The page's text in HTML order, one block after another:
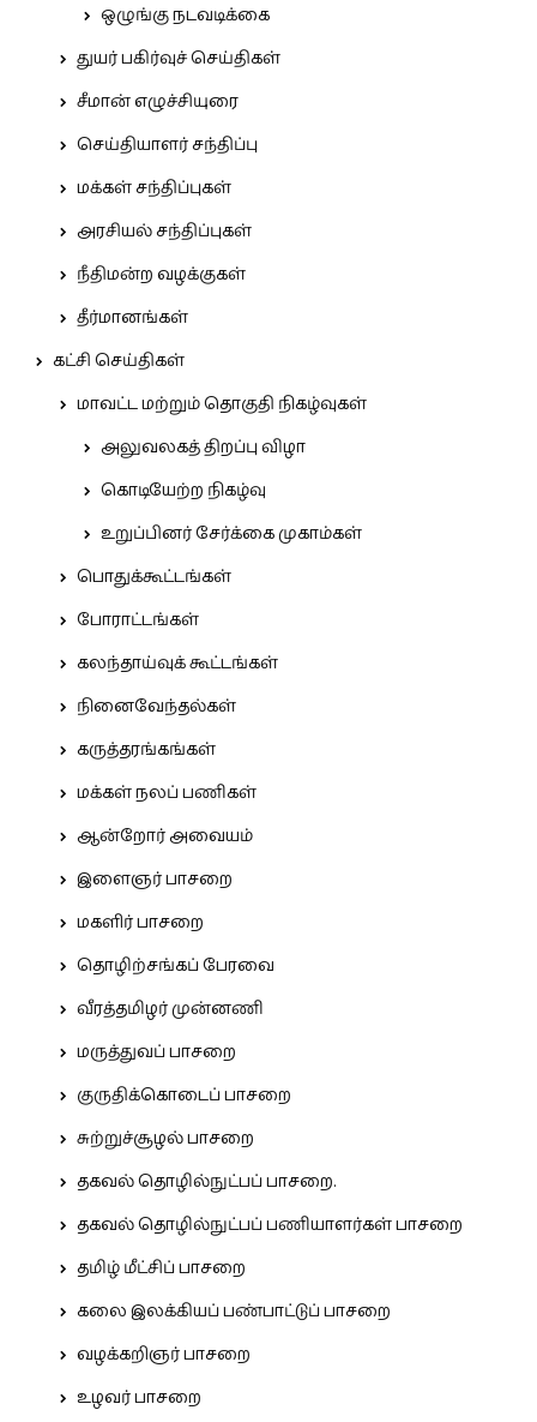
ஒழுங்கு நடவடிக்கை
துயர் பகிர்வுச் செய்திகள்
சீமான் எழுச்சியுரை
செய்தியாளர் சந்திப்பு
மக்கள் சந்திப்புகள்
அரசியல் சந்திப்புகள்
நீதிமன்ற வழக்குகள்
தீர்மானங்கள்
கட்சி செய்திகள்
மாவட்ட மற்றும் தொகுதி நிகழ்வுகள்
அலுவலகத் திறப்பு விழா
கொடியேற்ற நிகழ்வு
உறுப்பினர் சேர்க்கை முகாம்கள்
பொதுக்கூட்டங்கள்
போராட்டங்கள்
கலந்தாய்வுக் கூட்டங்கள்
நினைவேந்தல்கள்
கருத்தரங்கங்கள்
மக்கள் நலப் பணிகள்
ஆன்றோர் அவையம்
இளைஞர் பாசறை
மகளிர் பாசறை
தொழிற்சங்கப் பேரவை
வீரத்தமிழர் முன்னணி
மருத்துவப் பாசறை
குருதிக்கொடைப் பாசறை
சுற்றுச்சூழல் பாசறை
தகவல் தொழில்நுட்பப் பாசறை.
தகவல் தொழில்நுட்பப் பணியாளர்கள் பாசறை
தமிழ் மீட்சிப் பாசறை
கலை இலக்கியப் பண்பாட்டுப் பாசறை
வழக்கறிஞர் பாசறை
உழவர் பாசறை